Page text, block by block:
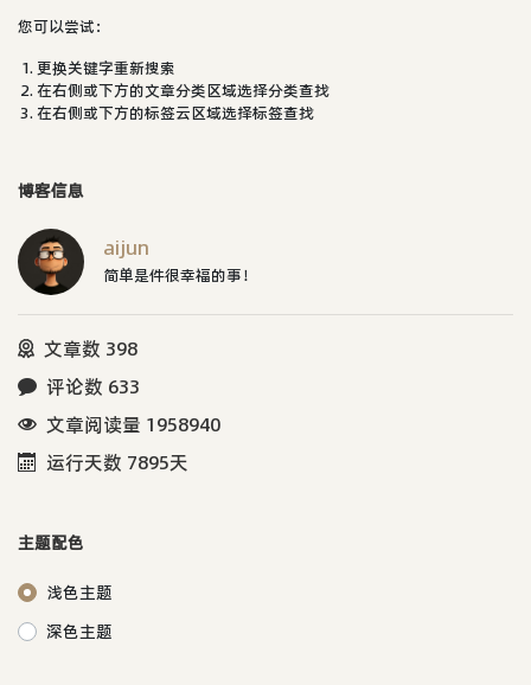
您可以尝试：
更换关键字重新搜索
在右侧或下方的文章分类区域选择分类查找
在右侧或下方的标签云区域选择标签查找
博客信息
aijun
简单是件很幸福的事！
文章数 398
评论数 633
文章阅读量 1958940
运行天数 7895天
主题配色
浅色主题
深色主题